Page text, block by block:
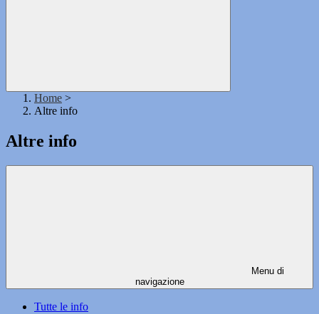
Home >
Altre info
Altre info
Menu di
navigazione
Tutte le info